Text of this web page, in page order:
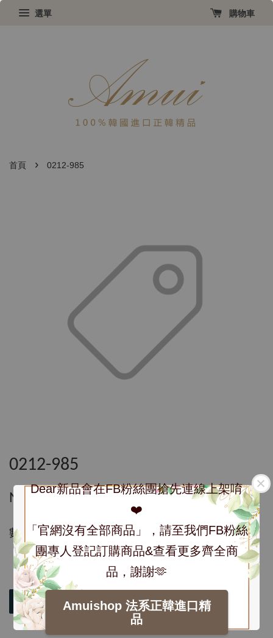
Dear新品會在FB粉絲團搶先連線上架唷
❤️
「官網沒有全部商品」，請至我們FB粉絲
團專人登記訂購商品&查看更多齊全商
品，謝謝🫶
Amuishop 法系正韓進口精
品
選單 購物車
首頁 › 0212-985
0212-985
NT$ 985
數量
加入購物車